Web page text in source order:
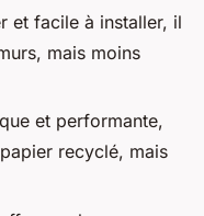
et facile à installer, il
mais moins
et performante,
recyclé, mais